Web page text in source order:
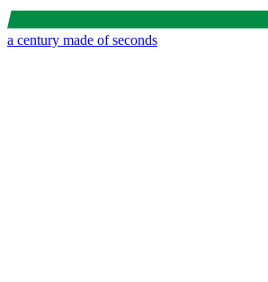
a century made of seconds